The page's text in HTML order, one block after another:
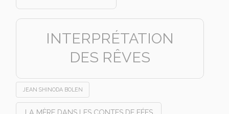
INTERPRÉTATION
DES RÊVES
JEAN SHINODA BOLEN
LA MÈRE DANS LES CONTES DE FÉES